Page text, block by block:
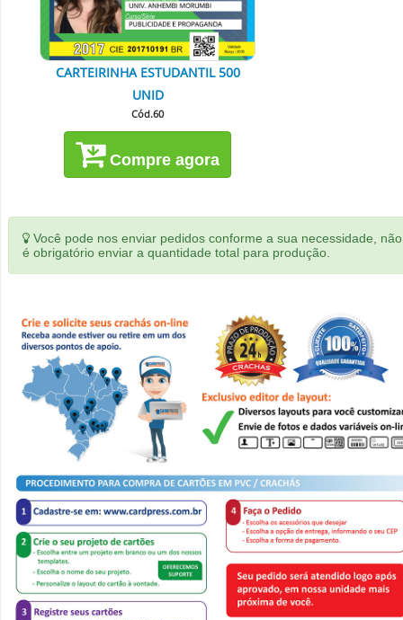
CARTEIRINHA ESTUDANTIL 500
UNID
Cód.60
Compre agora
Você pode nos enviar pedidos conforme a sua necessidade, não
é obrigatório enviar a quantidade total para produção.